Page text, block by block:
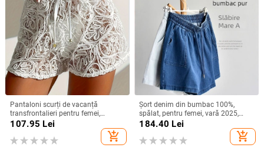
Pantaloni scurți de vacanță
transfrontalieri pentru femei,
culoare solidă, cu dantelă și
107.95 Lei
add_shopping_cart
Șort denim din bumbac 100%,
spălat, pentru femei, vară 2025,
croială lejeră în A, largi
184.40 Lei
add_shopping_cart